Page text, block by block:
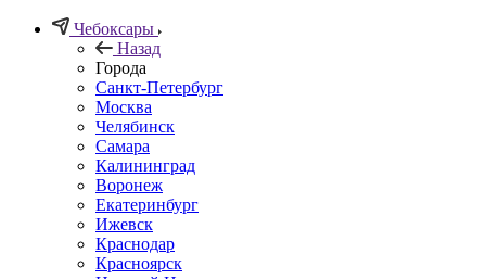
Чебоксары
Назад
Города
Санкт-Петербург
Москва
Челябинск
Самара
Калининград
Воронеж
Екатеринбург
Ижевск
Краснодар
Красноярск